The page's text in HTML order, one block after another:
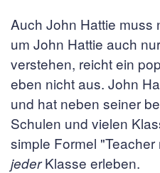
Auch John Hattie muss
um John Hattie auch
verstehen, reicht ein
eben nicht aus. John
und hat neben seiner
Schulen und vielen
simple Formel
jederKlasse erleben.